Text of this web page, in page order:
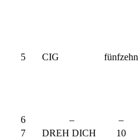
5 CIG fünfzehn
6
– –
7
DREH DICH 10